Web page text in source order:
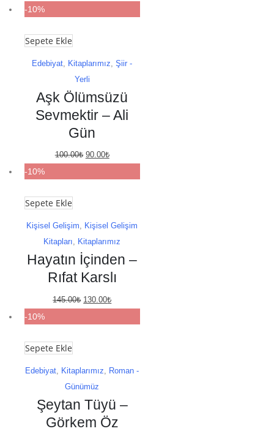
-10%
Sepete Ekle
Edebiyat Kitaplarımız ,Şiir -
Yerli
Aşk Ölümsüzü
Sevmektir – Ali
Gün
100.00₺ Orijinal
90.00₺Şu
-10%
Sepete Ekle
Kişisel Gelişim, Kişisel Gelişim
Kitapları, Kitaplarımız
Hayatın İçinden –
Rıfat Karslı
145.00₺ Orijinal
130.00₺Şu
-10%
Sepete Ekle
Edebiyat Kitaplarımız
Roman -
Günümüz
Şeytan Tüyü –
Görkem Öz